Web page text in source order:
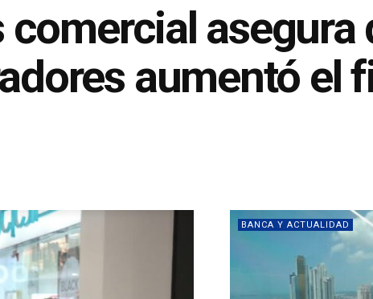
asegura
aumentó el
BANCA Y ACTUALIDAD